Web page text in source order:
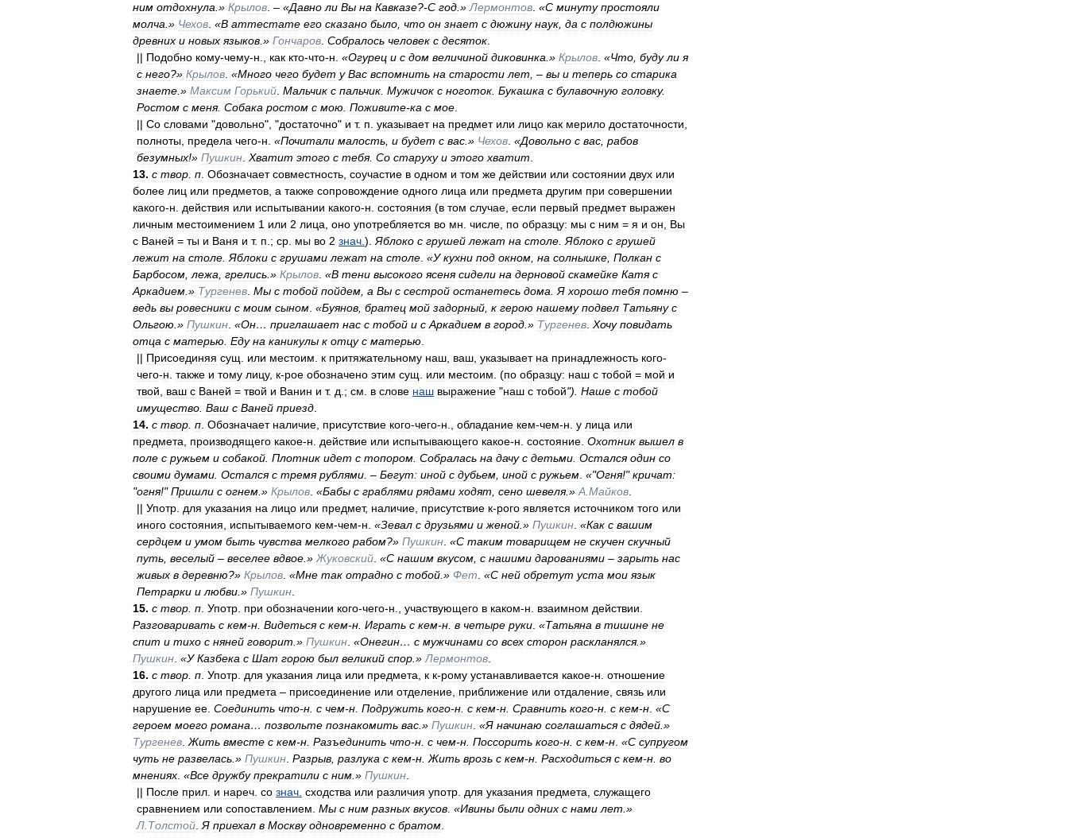
ним отдохнула .» Крылов . – «Давно ли Вы на Кавказе?-С год .» Лермонтов «С минуту простояли
молча .» Чехов «В аттестате его сказано было что он знает с дюжину наук да с полдюжины
древних и новых языков .» Гончаров Собралось человек с десяток
|| Подобно кому-чему-н как кто-что-н «Огурец и с дом величиной диковинка .» Крылов «Что буду ли я
с него?» Крылов «Много чего будет у Вас вспомнить на старости лет , – вы и теперь со старика
знаете .» Максим Горький Мальчик с пальчик Мужичок с ноготок Букашка с булавочную головку.
Ростом с меня. Собака ростом с мою Поживите-ка с мое
|| Со словами "довольно", "достаточно" и т. п указывает на предмет или лицо как мерило достаточности
полноты предела чего-н «Почитали малость и будет с вас .» Чехов «Довольно с вас рабов
безумных!» Пушкин Хватит этого с тебя. Со старуху и этого хватит
13. с твор п Обозначает совместность соучастие в одном и том же действии или состоянии двух или
более лиц или предметов а также сопровождение одного лица или предмета другим при совершении
какого-н действия или испытывании какого-н состояния (в том случае если первый предмет выражен
личным местоимением 1 или 2 лица оно употребляется во мн числе по образцу: мы с ним = я и он
Вы
с Ваней = ты и Ваня и т. п .; ср мы во 2 знач ). Яблоко с грушей лежат на столе Яблоко с грушей
лежит на столе Яблоки с грушами лежат на столе «У кухни под окном на солнышке Полкан с
Барбосом лежа грелись .» Крылов «В тени высокого ясеня сидели на дерновой скамейке Катя с
Аркадием .» Тургенев Мы с тобой пойдем а Вы с сестрой останетесь дома Я хорошо тебя помню –
ведь вы ровесники с моим сыном «Буянов братец мой задорный к герою нашему подвел Татьяну с
Ольгою .» Пушкин «Он… приглашает нас с тобой и с Аркадием в город .» Тургенев Хочу повидать
отца с матерью Еду на каникулы к отцу с матерью
|| Присоединяя сущ или местоим к притяжательному наш ваш указывает на принадлежность кого-
чего-н также и тому лицу, к-рое обозначено этим сущ или местоим . (по образцу: наш с тобой = мой и
твой
ваш с Ваней = твой и Ванин и т. д .; см в слове наш выражение "наш с тобой"). Наше с тобой
имущество Ваш с Ваней приезд
14. с твор п Обозначает наличие присутствие кого-чего-н обладание кем-чем-н у лица или
предмета
производящего какое-н действие или испытывающего какое-н состояние Охотник вышел в
поле с ружьем и собакой Плотник идет с топором Собралась на дачу с детьми Остался один со
своими думами Остался с тремя рублями . – Бегут: иной с дубьем иной с ружьем «"Огня!"кричат:
"огня!"Пришли с огнем .» Крылов «Бабы с граблями рядами ходят сено шевеля.» А Майков
|| Употр для указания на лицо или предмет, наличие присутствие к-рого является источником того или
иного состояния испытываемого кем-чем-н «Зевал с друзьями и женой .» Пушкин «Как с вашим
сердцем и умом быть чувства мелкого рабом?» Пушкин «С таким товарищем не скучен скучный
путь веселый – веселее вдвое .» Жуковский «С нашим вкусом с нашими дарованиями – зарыть нас
живых в деревню?» Крылов «Мне так отрадно с тобой .» Фет «С ней обретут уста мои язык
Петрарки и любви .» Пушкин
15. с твор п Употр при обозначении кого-чего-н участвующего в каком-н взаимном действии
Разговаривать с кем-н Видеться с кем-н Играть с кем-н в четыре руки «Татьяна в тишине не
спит и тихо с няней говорит .» Пушкин «Онегин… с мужчинами со всех сторон раскланялся.»
Пушкин «У Казбека с Шат горою был великий спор .» Лермонтов
16. с твор п Употр для указания лица или предмета к к-рому устанавливается какое-н отношение
другого лица или предмета – присоединение или отделение приближение или отдаление связь или
нарушение ее Соединить что-н с чем-н Подружить кого-н с кем-н Сравнить кого-н с кем-н «С
героем моего романа… позвольте познакомить вас .» Пушкин «Я начинаю соглашаться с дядей .»
Тургенев Жить вместе с кем-н Разъединить что-н с чем-н Поссорить кого-н с кем-н «С супругом
чуть не развелась .» Пушкин Разрыв разлука с кем-н Жить врозь с кем-н Расходиться с кем-н во
мнениях «Все дружбу прекратили с ним .» Пушкин
|| После прил и нареч со знач сходства или различия употр для указания предмета служащего
сравнением или сопоставлением Мы с ним разных вкусов «Ивины были одних с нами лет .»
Л Толстой Я приехал в Москву одновременно с братом